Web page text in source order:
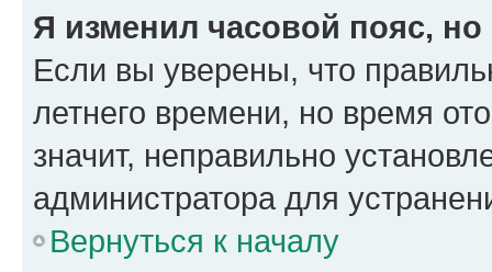
Я изменил часовой пояс,
Если вы уверены, что
летнего времени, но время
значит, неправильно
администратора для
Вернуться к началу